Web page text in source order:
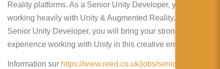
简体中文
日本語
Español
Reality platforms. As a Senior Unity Developer, you will be
working heavily with Unity & Augmented Reality. As a
Senior Unity Developer, you will bring your strong
experience working with Unity in this creative enviroment.
Information sur https://www.reed.co.uk/jobs/senior-unity-